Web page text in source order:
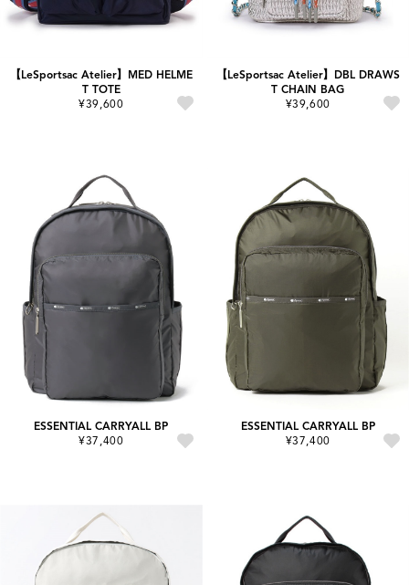
【LeSportsac Atelier】MED HELME
T TOTE
¥39,600
【LeSportsac Atelier】DBL DRAWS
T CHAIN BAG
¥39,600
ESSENTIAL CARRYALL BP
¥37,400
ESSENTIAL CARRYALL BP
¥37,400